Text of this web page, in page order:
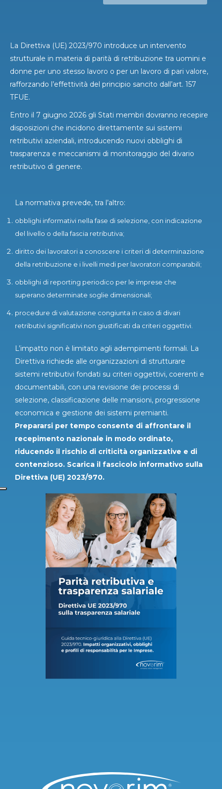
La Direttiva (UE) 2023/970 introduce un intervento
strutturale in materia di parità di retribuzione tra uomini e
donne per uno stesso lavoro o per un lavoro di pari valore,
rafforzando l’effettività del principio sancito dall’art. 157
TFUE.
Entro il 7 giugno 2026 gli Stati membri dovranno recepire
disposizioni che incidono direttamente sui sistemi
retributivi aziendali, introducendo nuovi obblighi di
trasparenza e meccanismi di monitoraggio del divario
retributivo di genere.
La normativa prevede, tra l’altro:
obblighi informativi nella fase di selezione, con indicazione
del livello o della fascia retributiva;
diritto dei lavoratori a conoscere i criteri di determinazione
della retribuzione e i livelli medi per lavoratori comparabili;
obblighi di reporting periodico per le imprese che
superano determinate soglie dimensionali;
procedure di valutazione congiunta in caso di divari
retributivi significativi non giustificati da criteri oggettivi.
L’impatto non è limitato agli adempimenti formali. La
Direttiva richiede alle organizzazioni di strutturare
sistemi retributivi fondati su criteri oggettivi, coerenti e
documentabili, con una revisione dei processi di
selezione, classificazione delle mansioni, progressione
economica e gestione dei sistemi premianti.
Prepararsi per tempo consente di affrontare il
recepimento nazionale in modo ordinato,
riducendo il rischio di criticità organizzative e di
contenzioso. Scarica il fascicolo informativo sulla
Direttiva (UE) 2023/970.